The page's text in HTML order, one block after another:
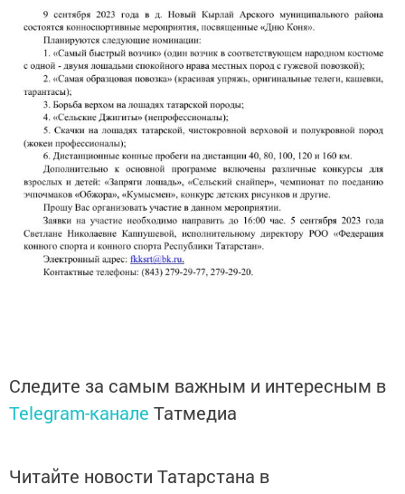
Следите за самым важным и интересным в
Telegram-канале Татмедиа
Читайте новости Татарстана в